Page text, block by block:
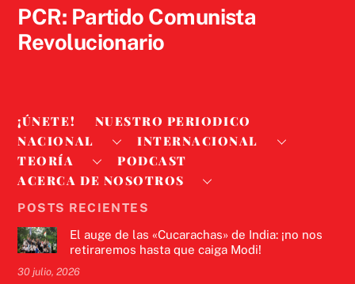
PCR: Partido Comunista
Revolucionario
¡ÚNETE!
NUESTRO PERIODICO
NACIONAL
INTERNACIONAL
TEORÍA
PODCAST
ACERCA DE NOSOTROS
POSTS RECIENTES
El auge de las «Cucarachas» de India: ¡no nos
retiraremos hasta que caiga Modi!
30 julio, 2026